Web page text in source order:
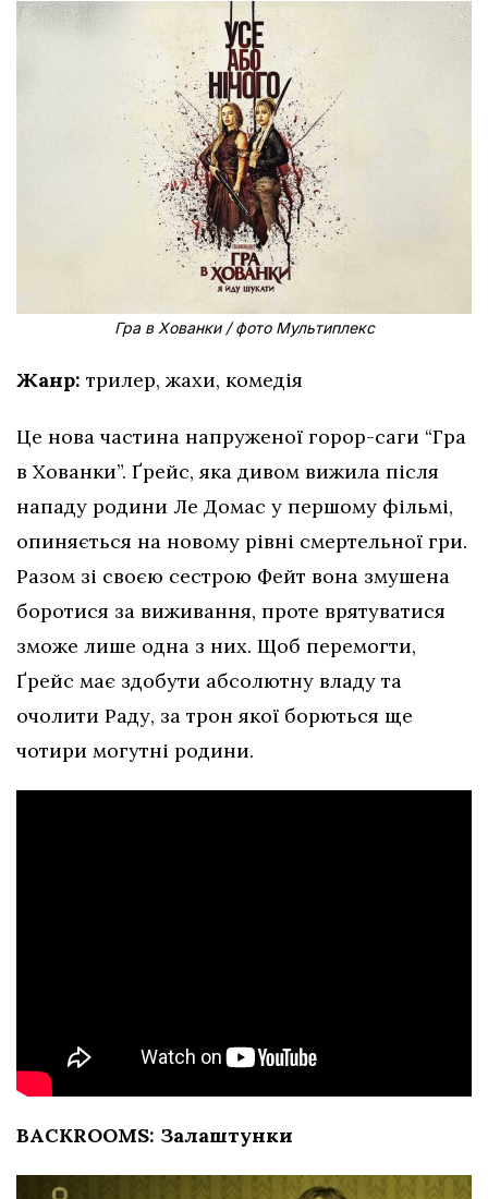
Гра в Хованки / фото Мультиплекс
Жанр: трилер, жахи, комедія
Це нова частина напруженої горор-саги “Гра
в Хованки”. Ґрейс, яка дивом вижила після
нападу родини Ле Домас у першому фільмі,
опиняється на новому рівні смертельної гри.
Разом зі своєю сестрою Фейт вона змушена
боротися за виживання, проте врятуватися
зможе лише одна з них. Щоб перемогти,
Ґрейс має здобути абсолютну владу та
очолити Раду, за трон якої борються ще
чотири могутні родини.
BACKROOMS: Залаштунки